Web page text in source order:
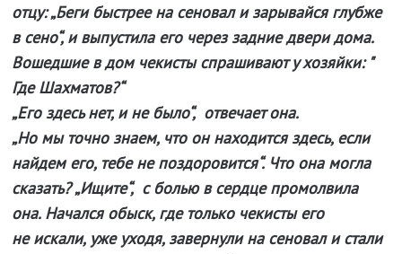
отцу: „Беги быстрее на сеновал и зарывайся глубже
в сено“, и выпустила его через задние двери дома.
Вошедшие в дом чекисты спрашивают у хозяйки: "
Где Шахматов?“
„Его здесь нет, и не было“, ­ отвечает она.
„Но мы точно знаем, что он находится здесь, если
найдем его, тебе не поздоровится“. Что она могла
сказать? „Ищите“, ­ с болью в сердце промолвила
она. Начался обыск, где только чекисты его
не искали, уже уходя, завернули на сеновал и стали